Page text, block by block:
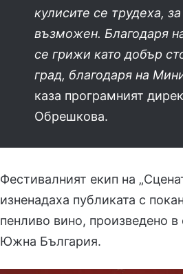
кулисите се трудеха,
възможен. Благодаря
се грижи като добър
град, благодаря на
каза програмният
Обрешкова.
Фестивалният екип на
изненадаха публиката с
пенливо вино, произведено
Южна България.